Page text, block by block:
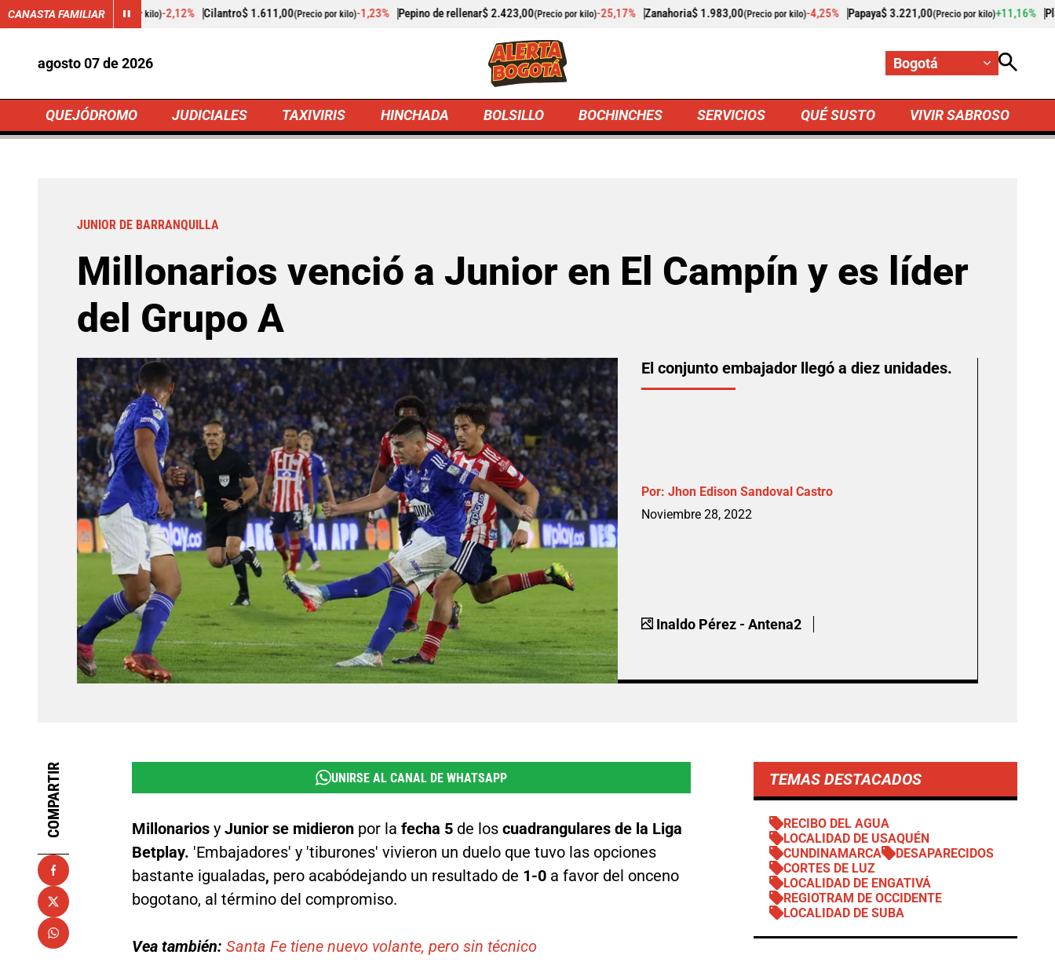
CANASTA FAMILIAR
kilo)-2,12% Cilantro $ 1.611,00(Precio por kilo)-1,23% Pepino de rellenar$ 2.423,00(Precio por kilo)-25,17% Zanahoria$ 1.983,00(Precio por kilo)-4,25% Papaya$ 3.221,00(Precio por kilo)+11,16% Plátano hartón verde$
agosto 07 de 2026 Bogotá
QUEJÓDROMO JUDICIALES TAXIVIRIS HINCHADA BOLSILLO BOCHINCHES SERVICIOS QUÉ SUSTO VIVIR SABROSO
INICIOAlerta BogotáHinchadaMillonarios venció a Junior en El Campín y es líder del Grupo A
JUNIOR DE BARRANQUILLA
Millonarios venció a Junior en El Campín y es líder
del Grupo A
El conjunto embajador llegó a diez unidades.
Por: Jhon Edison Sandoval Castro
Noviembre 28, 2022
Inaldo Pérez - Antena2
COMPARTIR UNIRSE AL CANAL DE WHATSAPP
Millonarios y Junior se midieronpor la fecha 5de los cuadrangulares de la Liga
Betplay. 'Embajadores' y 'tiburones' vivieron un duelo que tuvo las opciones
bastante igualadas, pero acabódejando un resultado de 1-0 a favor del onceno
bogotano, al término del compromiso.
Vea también: Santa Fe tiene nuevo volante, pero sin técnico
TEMAS DESTACADOS
RECIBO DEL AGUA
LOCALIDAD DE USAQUÉN
CUNDINAMARCA
DESAPARECIDOS
CORTES DE LUZ
LOCALIDAD DE ENGATIVÁ
REGIOTRAM DE OCCIDENTE
LOCALIDAD DE SUBA